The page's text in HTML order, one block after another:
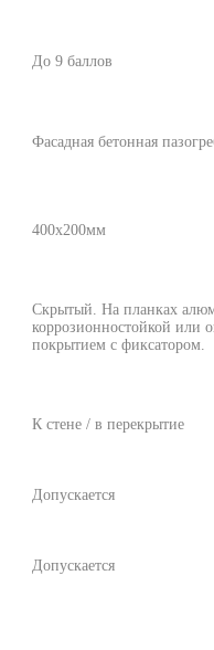
До 9 баллов
Фасадная бетонная
400х200мм
Скрытый. На планках
коррозионностойкой или
покрытием с фиксатором.
К стене / в перекрытие
Допускается
Допускается